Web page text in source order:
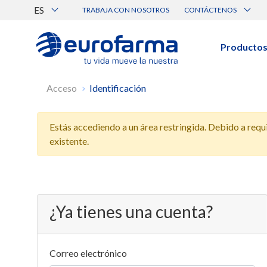
ES TRABAJA CON NOSOTROS CONTÁCTENOS
Canal de Ética Eurofarma
Productos
Acceso Identificación
Estás accediendo a un área restringida. Debido a
existente.
¿Ya tienes una cuenta?
Correo electrónico